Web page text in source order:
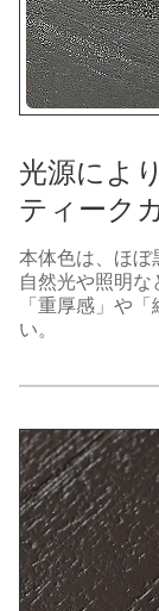
光源によ
ティーク
本体色は、ほぼ
自然光や照明
「重厚感」や
い。